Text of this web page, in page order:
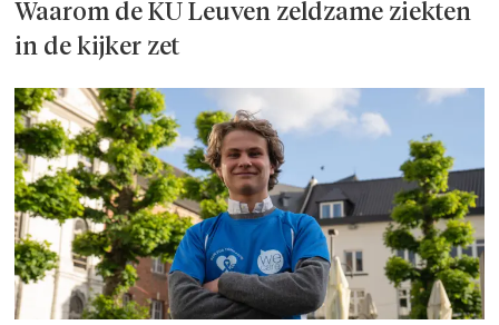
Waarom de KU Leuven zeldzame ziekten
in de kijker zet